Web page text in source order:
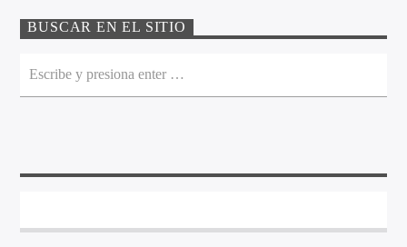
BUSCAR EN EL SITIO